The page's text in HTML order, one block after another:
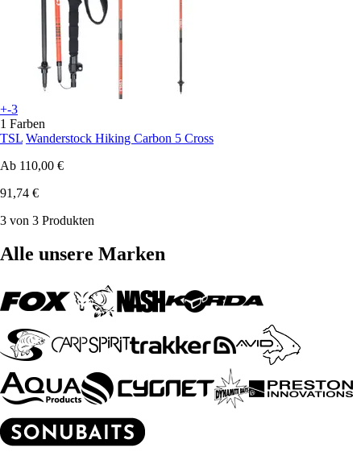
+-3
1 Farben
TSL Wanderstock Hiking Carbon 5 Cross
Ab 110,00 €
91,74 €
3 von 3 Produkten
Alle unsere Marken